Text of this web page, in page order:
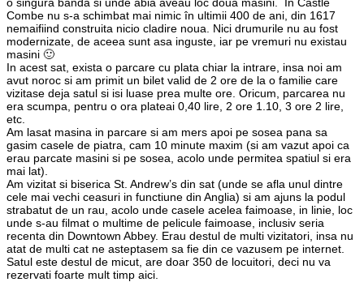
Combe nu s-a schimbat mai nimic în ultimii 400 de ani, din 1617
nemaifiind construita nicio cladire noua. Nici drumurile nu au fost
modernizate, de aceea sunt asa inguste, iar pe vremuri nu existau
masini 🙂
In acest sat, exista o parcare cu plata chiar la intrare, insa noi am
avut noroc si am primit un bilet valid de 2 ore de la o familie care
vizitase deja satul si isi luase prea multe ore. Oricum, parcarea nu
era scumpa, pentru o ora plateai 0,40 lire, 2 ore 1.10, 3 ore 2 lire,
etc.
Am lasat masina in parcare si am mers apoi pe sosea pana sa
gasim casele de piatra, cam 10 minute maxim (si am vazut apoi ca
erau parcate masini si pe sosea, acolo unde permitea spatiul si era
mai lat).
Am vizitat si biserica St. Andrew’s din sat (unde se afla unul dintre
cele mai vechi ceasuri in functiune din Anglia) si am ajuns la podul
strabatut de un rau, acolo unde casele acelea faimoase, in linie, loc
unde s-au filmat o multime de pelicule faimoase, inclusiv seria
recenta din Downtown Abbey. Erau destul de multi vizitatori, insa nu
atat de multi cat ne asteptasem sa fie din ce vazusem pe internet.
Satul este destul de micut, are doar 350 de locuitori, deci nu va
rezervati foarte mult timp aici.